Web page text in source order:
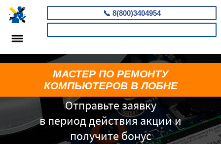
📞 8(800)3404954
Отправьте заявку
в период действия акции и
получите бонус
МАСТЕР ПО РЕМОНТУ
КОМПЬЮТЕРОВ В ЛОБНЕ